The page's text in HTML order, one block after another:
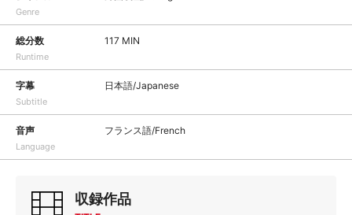
Genre
総分数
Runtime
117 MIN
字幕
Subtitle
日本語/Japanese
音声
Language
フランス語/French
収録作品